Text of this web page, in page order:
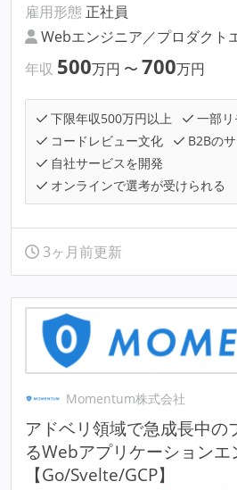
雇用形態 正社員
Webエンジニア／プロダクト
年収 500万円 〜 700万円
下限年収500万円以上
一部
コードレビュー文化
B2Bの
自社サービスを開発
オンラインで選考が受けられる
3ヶ月前更新
Momentum株式会社
アドベリ領域で急成長中の
るWebアプリケーションエ
【Go/Svelte/GCP】